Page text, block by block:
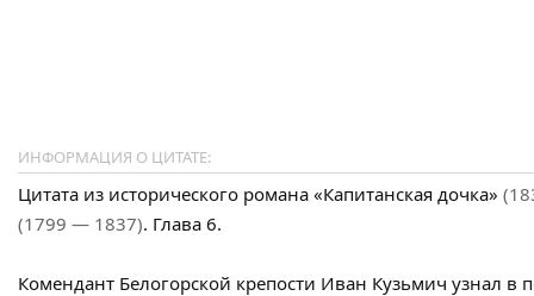
ИНФОРМАЦИЯ О ЦИТАТЕ:
Цитата из исторического романа «Капитанская дочка»
(1799 — 1837). Глава 6.
Комендант Белогорской крепости Иван Кузьмич узнал